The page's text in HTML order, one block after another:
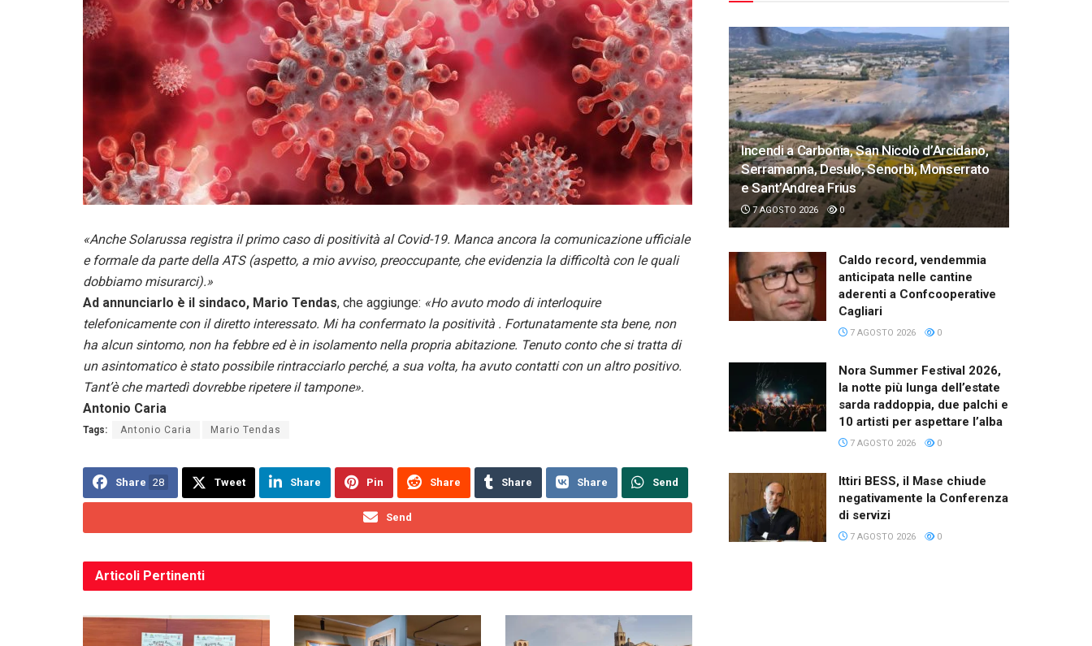
«Anche Solarussa registra il primo caso di positività al Covid-19. Manca ancora la comunicazione ufficiale
e formale da parte della ATS (aspetto, a mio avviso, preoccupante, che evidenzia la difficoltà con le quali
dobbiamo misurarci).»
Ad annunciarlo è il sindaco, Mario Tendas, che aggiunge: «Ho avuto modo di interloquire
telefonicamente con il diretto interessato. Mi ha confermato la positività . Fortunatamente sta bene, non
ha alcun sintomo, non ha febbre ed è in isolamento nella propria abitazione. Tenuto conto che si tratta di
un asintomatico è stato possibile rintracciarlo perché, a sua volta, ha avuto contatti con un altro positivo.
Tant’è che martedì dovrebbe ripetere il tampone».
Antonio Caria
Tags: Antonio Caria Mario Tendas
Share 28 Tweet Share Pin Share Share Share Send
Send
Articoli Pertinenti
Incendi a Carbonia, San Nicolò d’Arcidano,
Serramanna, Desulo, Senorbì, Monserrato
e Sant’Andrea Frius
7 AGOSTO 2026 0
Caldo record, vendemmia
anticipata nelle cantine
aderenti a Confcooperative
Cagliari
7 AGOSTO 2026 0
Nora Summer Festival 2026,
la notte più lunga dell’estate
sarda raddoppia, due palchi e
10 artisti per aspettare l’alba
7 AGOSTO 2026 0
Ittiri BESS, il Mase chiude
negativamente la Conferenza
di servizi
7 AGOSTO 2026 0